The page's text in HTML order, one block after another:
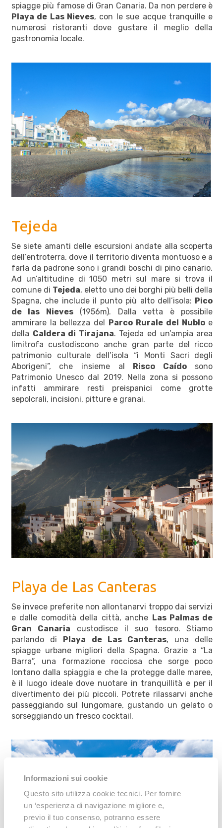
Informazioni sui cookie
Questo sito utilizza cookie tecnici. Per fornire
un ‘esperienza di navigazione migliore e,
previo il tuo consenso, potranno essere
spiagge più famose di Gran Canaria. Da non perdere è
Playa de Las Nieves, con le sue acque tranquille e
numerosi ristoranti dove gustare il meglio della
gastronomia locale.
Tejeda
Se siete amanti delle escursioni andate alla scoperta
dell’entroterra, dove il territorio diventa montuoso e a
farla da padrone sono i grandi boschi di pino canario.
Ad un’altitudine di 1050 metri sul mare si trova il
comune di Tejeda, eletto uno dei borghi più belli della
Spagna, che include il punto più alto dell’isola: Pico
de las Nieves(1956m). Dalla vetta è possibile
ammirare la bellezza del Parco Rurale del Nubloe
della Caldera di Tirajana. Tejeda ed un’ampia area
limitrofa custodiscono anche gran parte del ricco
patrimonio culturale dell’isola “i Monti Sacri degli
Aborigeni”, che insieme al Risco Caídosono
Patrimonio Unesco dal 2019. Nella zona si possono
infatti ammirare resti preispanici come grotte
sepolcrali, incisioni, pitture e granai.
Playa de Las Canteras
Se invece preferite non allontanarvi troppo dai servizi
e dalle comodità della città, anche Las Palmas de
Gran Canaria custodisce il suo tesoro. Stiamo
parlando di Playa de Las Canteras, una delle
spiagge urbane migliori della Spagna. Grazie a “La
Barra”, una formazione rocciosa che sorge poco
lontano dalla spiaggia e che la protegge dalle maree,
è il luogo ideale dove nuotare in tranquillità e per il
divertimento dei più piccoli. Potrete rilassarvi anche
passeggiando sul lungomare, gustando un gelato o
sorseggiando un fresco cocktail.